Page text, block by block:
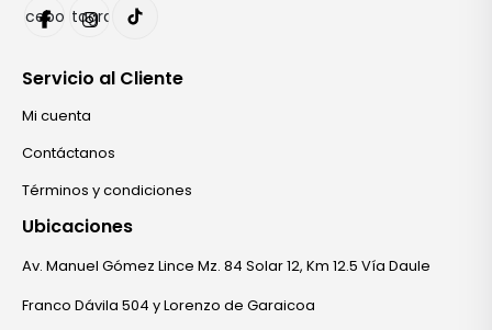
FacebookInstagram
Servicio al Cliente
Mi cuenta
Contáctanos
Términos y condiciones
Ubicaciones
Av. Manuel Gómez Lince Mz. 84 Solar 12, Km 12.5 Vía Daule
Franco Dávila 504 y Lorenzo de Garaicoa